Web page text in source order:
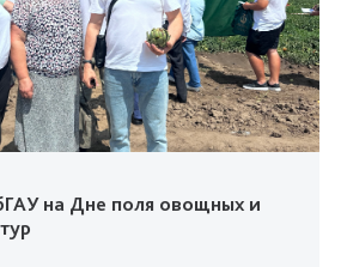
на Дне поля овощных и